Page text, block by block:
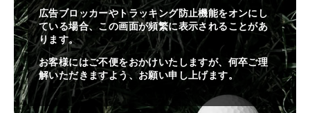
広告ブロッカーやトラッキング防止機能をオンにし
ている場合、この画面が頻繁に表示されることがあ
ります。
お客様にはご不便をおかけいたしますが、何卒ご理
解いただきますよう、お願い申し上げます。